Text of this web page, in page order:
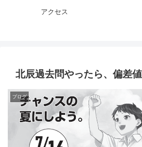
アクセス
北辰過去問やったら、偏差
ブログ